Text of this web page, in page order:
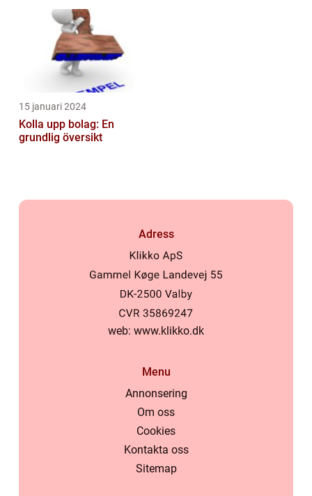
15 januari 2024
Kolla upp bolag: En
grundlig översikt
Adress
web: www.klikko.dk
Menu
Annonsering
Om oss
Cookies
Kontakta oss
Sitemap